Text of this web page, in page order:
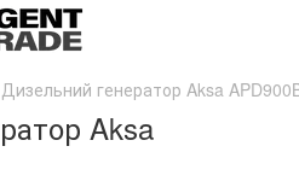
Дизельний генератор Aksa
Aksa